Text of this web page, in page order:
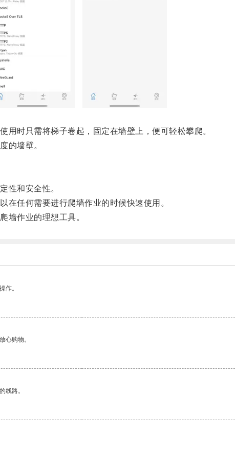
时只需将梯子卷起，固定在墙壁上，便可轻松攀爬。
的墙壁。
性和安全性。
任何需要进行爬墙作业的时候快速使用。
作业的理想工具。
作。
心购物。
线路。